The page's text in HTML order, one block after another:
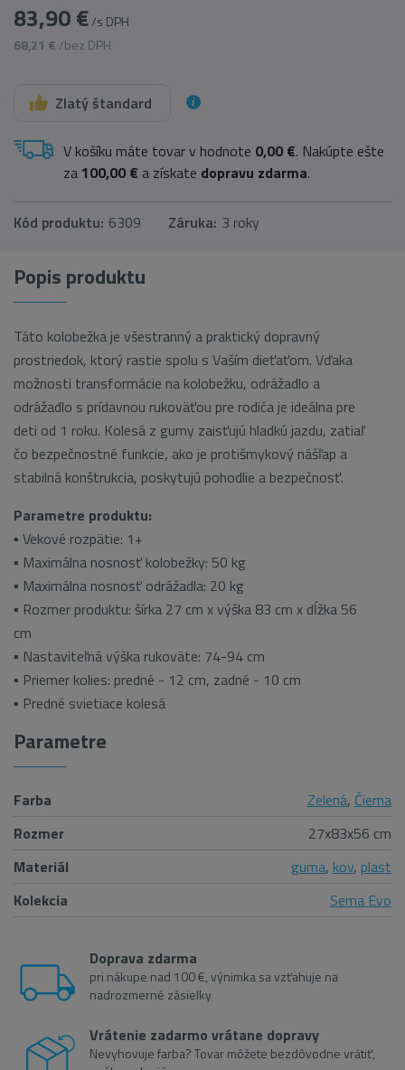
83,90 €/s DPH
68,21 € /bez DPH
Zlatý štandard
V košíku máte tovar v hodnote 0,00 €. Nakúpte ešte
za 100,00 € a získate dopravu zdarma.
Kód produktu: 6309 Záruka: 3 roky
Popis produktu
Táto kolobežka je všestranný a praktický dopravný
prostriedok, ktorý rastie spolu s Vaším dieťaťom. Vďaka
možnosti transformácie na kolobežku, odrážadlo a
odrážadlo s prídavnou rukoväťou pre rodiča je ideálna pre
deti od 1 roku. Kolesá z gumy zaisťujú hladkú jazdu, zatiaľ
čo bezpečnostné funkcie, ako je protišmykový nášľap a
stabilná konštrukcia, poskytujú pohodlie a bezpečnosť.
Parametre produktu:
▪ Vekové rozpätie: 1+
▪ Maximálna nosnosť kolobežky: 50 kg
▪ Maximálna nosnosť odrážadla: 20 kg
▪ Rozmer produktu: šírka 27 cm x výška 83 cm x dĺžka 56
cm
▪ Nastaviteľná výška rukoväte: 74-94 cm
▪ Priemer kolies: predné - 12 cm, zadné - 10 cm
▪ Predné svietiace kolesá
Parametre
Farba Zelená, Čierna
Rozmer
27x83x56 cm
Materiál
guma, kov, plast
Kolekcia
Sema Evo
Doprava zdarma
pri nákupe nad 100 €, výnimka sa vzťahuje na
nadrozmerné zásielky
Vrátenie zadarmo vrátane dopravy
Nevyhovuje farba? Tovar môžete bezdôvodne vrátiť,